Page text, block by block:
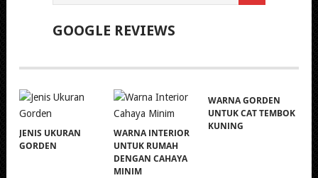
GOOGLE REVIEWS
JENIS UKURAN
GORDEN
WARNA INTERIOR
UNTUK RUMAH
DENGAN CAHAYA
MINIM
WARNA GORDEN
UNTUK CAT TEMBOK
KUNING